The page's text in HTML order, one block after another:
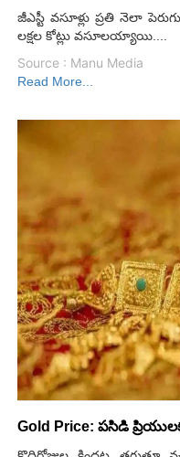
జీఎస్టీ వ‌సూళ్లు ప్ర‌తి నెలా
ల‌క్ష‌ల కోట్లు వ‌సూల‌య్యాయి....
Source : Manu Media
Read More...
Gold Price: పసిడి